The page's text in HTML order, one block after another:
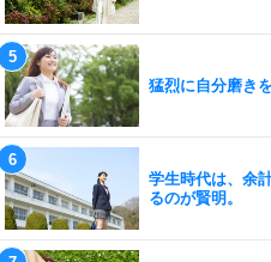
猛烈に自分磨き
学生時代は、余
るのが賢明。